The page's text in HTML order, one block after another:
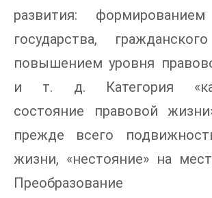
развития:
государства,
повышением уровня
и т. д. Категория
состояние правовой
прежде всего
жизни, «нестояние» на
Преобразование